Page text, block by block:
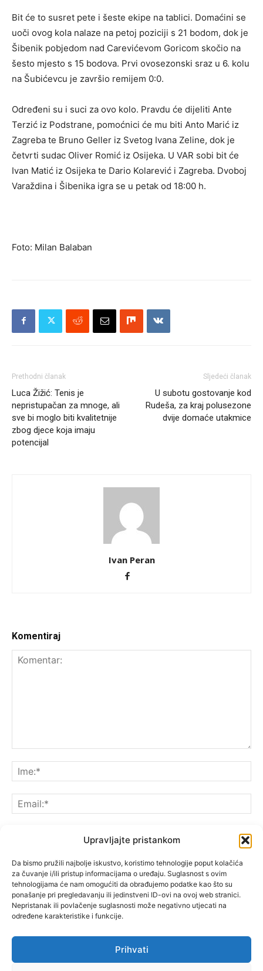
Upravljajte pristankom
Da bismo pružili najbolje iskustvo, koristimo tehnologije poput kolačića
za čuvanje i/ili pristup informacijama o uređaju. Suglasnost s ovim
tehnologijama će nam omogućiti da obrađujemo podatke kao što su
ponašanje pri pregledavanju ili jedinstveni ID-ovi na ovoj web stranici.
Nepristanak ili povlačenje suglasnosti može negativno utjecati na
određene karakteristike i funkcije.
Prihvati
Bit će to susret pete i šeste ekipe na tablici. Domaćini se
uoči ovog kola nalaze na petoj poziciji s 21 bodom, dok je
Šibenik pobjedom nad Carevićevom Goricom skočio na
šesto mjesto s 15 bodova. Prvi ovosezonski sraz u 6. kolu
na Šubićevcu je završio remijem 0:0.
Određeni su i suci za ovo kolo. Pravdu će dijeliti Ante
Terzić iz Podstrane, pomoćnici će mu biti Anto Marić iz
Zagreba te Bruno Geller iz Svetog Ivana Zeline, dok je
četvrti sudac Oliver Romić iz Osijeka. U VAR sobi bit će
Ivan Matić iz Osijeka te Dario Kolarević i Zagreba. Dvoboj
Varaždina i Šibenika igra se u petak od 18:00 h.
Foto: Milan Balaban
Prethodni članak
Luca Žižić: Tenis je
nepristupačan za mnoge, ali
sve bi moglo biti kvalitetnije
zbog djece koja imaju
potencijal
Sljedeći članak
U subotu gostovanje kod
Rudeša, za kraj polusezone
dvije domaće utakmice
Ivan Peran
Komentiraj
Spremite moje ime, e-poštu i web-lokaciju u ovom
pregledniku sljedeći put kada komentarirate.